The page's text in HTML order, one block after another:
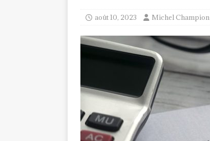
août 10, 2023 Michel Champion